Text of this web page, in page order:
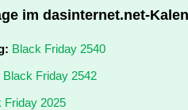
im dasinternet.net-
Black Friday 2540
Black Friday 2542
Friday 2025